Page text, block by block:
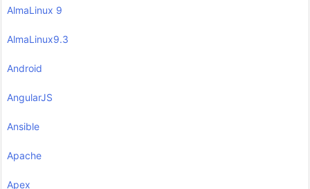
AlmaLinux 9
AlmaLinux9.3
Android
AngularJS
Ansible
Apache
Apex